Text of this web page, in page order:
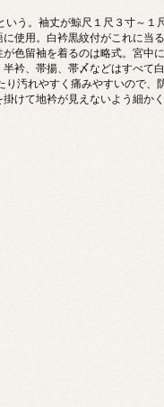
う。袖丈が鯨尺１尺３寸～１
使用。白衿黒紋付がこれに当
色留袖を着るのは略式。宮中
衿、帯揚、帯〆などはすべて白
汚れやすく痛みやすいので、
けて地衿が見えないよう細か